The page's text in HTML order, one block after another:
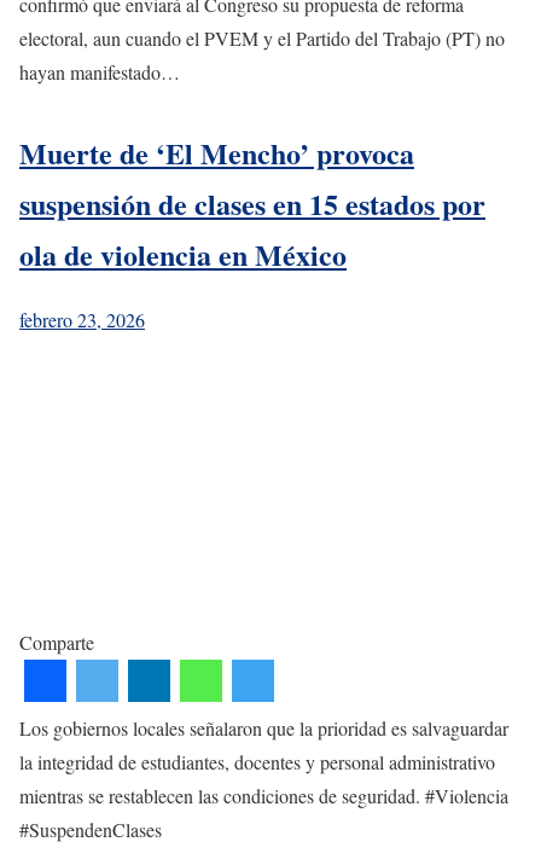
electoral, aun cuando el PVEM y el Partido del Trabajo (PT) no
hayan manifestado…
Muerte de ‘El Mencho’ provoca
suspensión de clases en 15 estados por
ola de violencia en México
febrero 23, 2026
Comparte
Los gobiernos locales señalaron que la prioridad es salvaguardar
la integridad de estudiantes, docentes y personal administrativo
mientras se restablecen las condiciones de seguridad. #Violencia
#SuspendenClases